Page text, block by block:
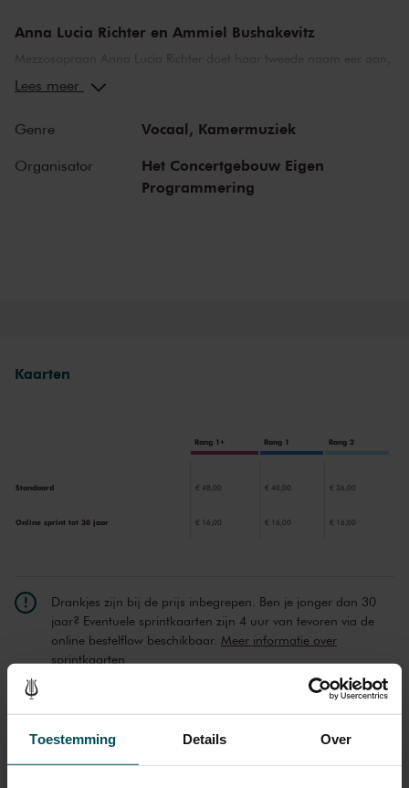
Toestemming Details Over
Anna Lucia Richter en Ammiel Bushakevitz
Mezzosopraan Anna Lucia Richter doet haar tweede naam eer aan,
met een programma rondom 'lucia' -
symboliek, want Richter heeft ook onlangs een hoofdstuk afgesloten
om direct een nieuw te beginnen. In coronatijd schoolde de
sopraan (‘Alleen maar hartjes voor die stem,’ zei
de Volkskrant
Mendelssohn en Schumann wordt het gaandeweg nacht. De uren
Lees meer
Genre Vocaal, Kamermuziek
Organisator
Het Concertgebouw Eigen
Programmering
Kaarten
Rang 1+ Rang 1 Rang 2
Standaard € 48,00 € 40,00 € 36,00
Online sprint tot 30 jaar € 16,00 € 16,00 € 16,00
Drankjes zijn bij de prijs inbegrepen. Ben je jonger dan 30
jaar? Eventuele sprintkaarten zijn 4 uur van tevoren via de
online bestelflow beschikbaar. Meer informatie over
sprintkaarten
Prijzen zijn exclusief transactiekosten: € 5 per bestelling. Wilt
u rolstoelplaatsen bestellen? Mail naar
kassa@concertgebouw.nl of bel de Concertgebouwlijn op
020 – 671 83 45.